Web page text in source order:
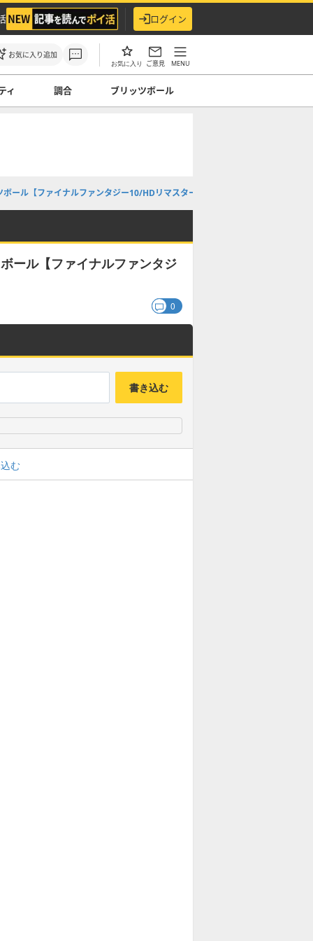
ログイン
お気に入り追加
お気に入り ご意見 MENU
ィ 調合 ブリッツボール
ール【ファイナルファンタジー10/HDリマスター】
ール【ファイナルファンタジ
0
書き込む
む